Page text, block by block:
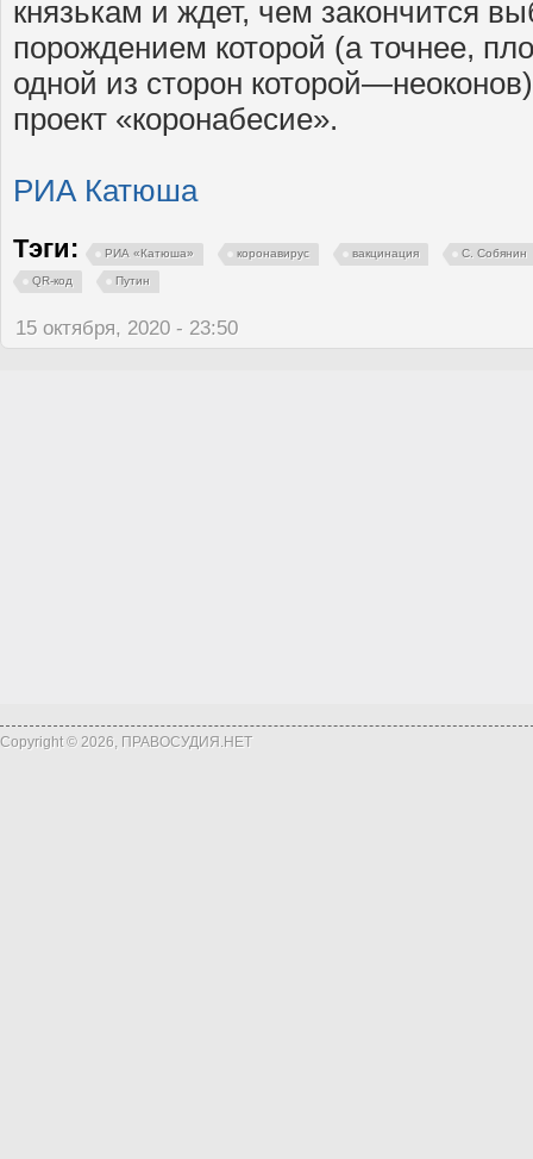
князькам и ждет, чем закончится
порождением которой (а точнее,
одной из сторон
проект «коронабесие».
РИА Катюша
Тэги: РИА «Катюша» коронавирус вакцинация С. Собянин
QR-код Путин
15 октября, 2020 - 23:50
Copyright © 2026, ПРАВОСУДИЯ.НЕТ